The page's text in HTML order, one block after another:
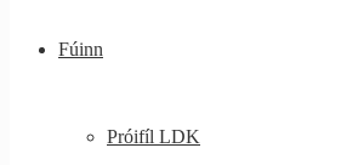
Fúinn
Próifíl LDK